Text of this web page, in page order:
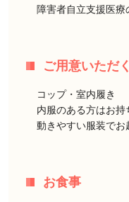
障害者自立支援医
ご用意いただ
コップ・室内履き
内服のある方はお持
動きやすい服装でお
お食事